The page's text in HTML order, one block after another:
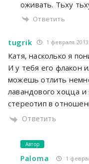
оживать. Тьху
Ответить
tugrik 1 февраля
Катя, насколько я
И у тебя его флакон
можешь отлить
лавандового хоцца
стереотип в
Ответить
Автор
Paloma 1